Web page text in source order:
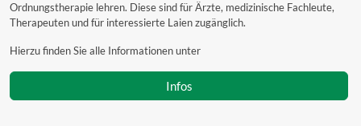
Ordnungstherapie lehren. Diese sind für Ärzte, medizinische Fachleute,
Therapeuten und für interessierte Laien zugänglich.
Hierzu finden Sie alle Informationen unter
Infos